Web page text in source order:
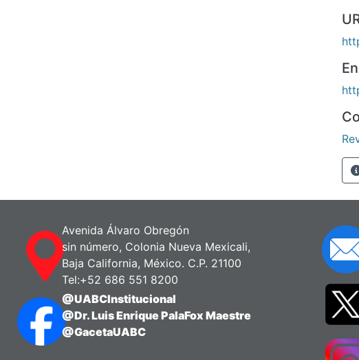
Avenida Álvaro Obregón
sin número, Colonia Nueva Mexicali,
Baja California, México. C.P. 21100
Tel:+52 686 551 8200
@UABCInstitucional
@Dr. Luis Enrique PalaFox Maestre
@GacetaUABC